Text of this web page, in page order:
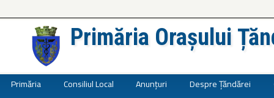
Primăria Orașului
Primăria Consiliul Local Anunțuri Despre Țăndărei